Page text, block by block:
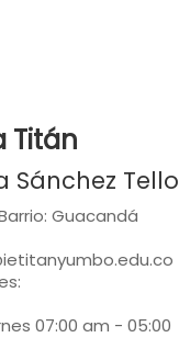
Titán
Sánchez Tello
Guacandá
07:00 am - 05:00